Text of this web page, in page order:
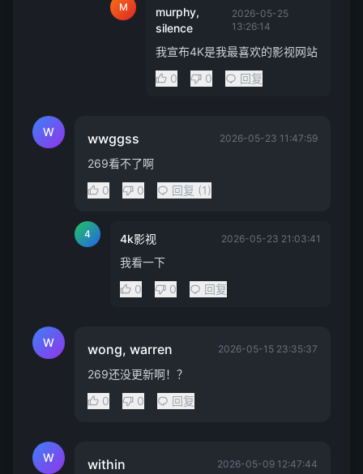
M
murphy,
silence
2026-05-25
13:26:14
我宣布4K是我最喜欢的影视网站
0
0 回复
W wwggss 2026-05-23 11:47:59
269看不了啊
0
0 回复 (1)
4 4k影视 2026-05-23 21:03:41
我看一下
0
0 回复
W wong, warren 2026-05-15 23:35:37
269还没更新啊！？
0
0 回复
W within 2026-05-09 12:47:44